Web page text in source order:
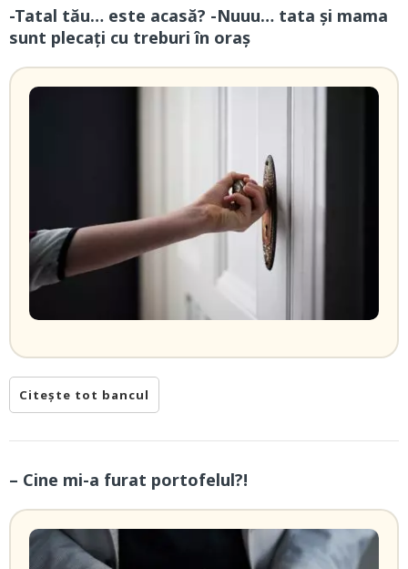
-Tatal tău… este acasă? -Nuuu… tata și mama
sunt plecați cu treburi în oraș
Citește tot bancul
– Cine mi-a furat portofelul?!